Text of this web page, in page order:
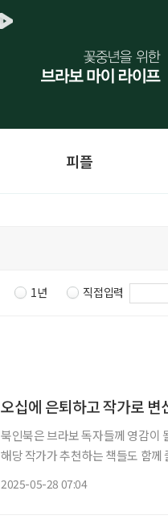
피플
1년 직접입력
오십에 은퇴하고 작가로
북인북은 브라보 독자들께 영감이
해당 작가가 추천하는 책들도 함께 즐겨보세요. 이미 분노는 온데간
2025-05-28 07:04